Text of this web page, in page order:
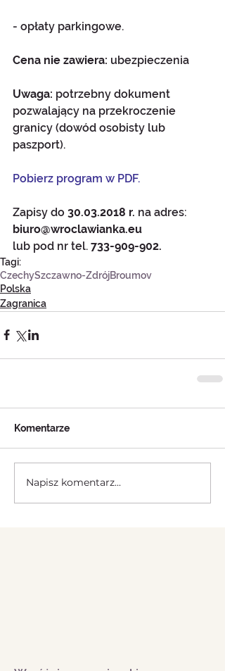
- opłaty parkingowe.
Cena nie zawiera: ubezpieczenia
Uwaga: potrzebny dokument
pozwalający na przekroczenie
granicy (dowód osobisty lub
paszport).
Pobierz program w PDF.
Zapisy do 30.03.2018 r. na adres:
biuro@wroclawianka.eu
lub pod nr tel. 733-909-902.
Tagi:
CzechySzczawno-ZdrójBroumov
Polska
Zagranica
Komentarze
Napisz komentarz...